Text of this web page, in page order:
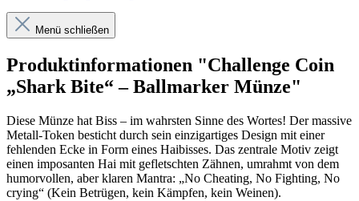
Menü schließen
Produktinformationen "Challenge Coin
„Shark Bite“ – Ballmarker Münze"
Diese Münze hat Biss – im wahrsten Sinne des Wortes! Der massive
Metall-Token besticht durch sein einzigartiges Design mit einer
fehlenden Ecke in Form eines Haibisses. Das zentrale Motiv zeigt
einen imposanten Hai mit gefletschten Zähnen, umrahmt von dem
humorvollen, aber klaren Mantra: „No Cheating, No Fighting, No
crying“ (Kein Betrügen, kein Kämpfen, kein Weinen).